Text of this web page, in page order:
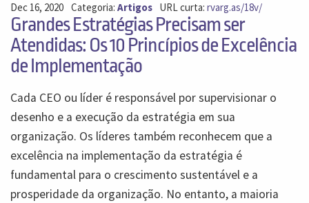
Dec 16, 2020 Categoria: Artigos URL curta:rvarg.as/18v/
Grandes Estratégias Precisam ser
Atendidas: Os 10 Princípios de Excelência
de Implementação
Cada CEO ou líder é responsável por supervisionar o
desenho e a execução da estratégia em sua
organização. Os líderes também reconhecem que a
excelência na implementação da estratégia é
fundamental para o crescimento sustentável e a
prosperidade da organização. No entanto, a maioria